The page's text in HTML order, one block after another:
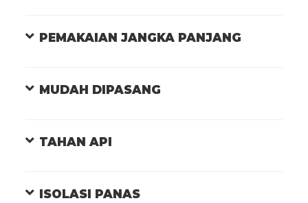
PEMAKAIAN JANGKA PANJANG
MUDAH DIPASANG
TAHAN API
ISOLASI PANAS